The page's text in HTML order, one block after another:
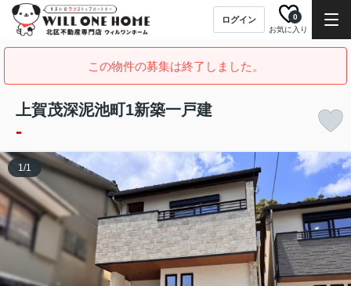
ログイン
お気に入り
0
この物件の募集は終了しました。
上賀茂深泥池町1新築一戸建
-
1/1